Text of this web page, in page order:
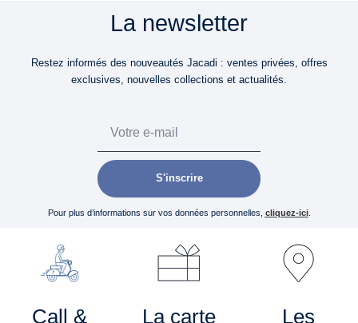
La newsletter
Restez informés des nouveautés Jacadi : ventes privées, offres
exclusives, nouvelles collections et actualités.
S'inscrire
Pour plus d’informations sur vos données personnelles, cliquez-ici.
Call &
La carte
Les